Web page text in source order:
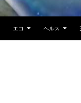
エコ ヘルス